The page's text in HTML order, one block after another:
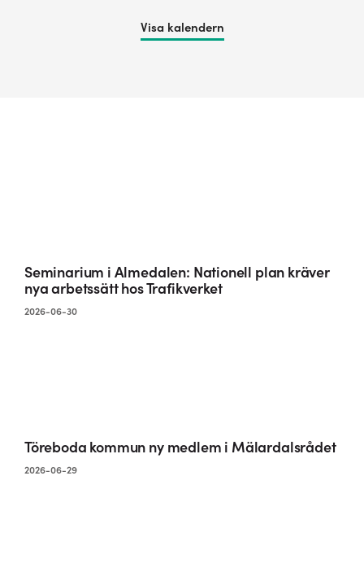
Visa kalendern
Seminarium i Almedalen: Nationell plan kräver
nya arbetssätt hos Trafikverket
2026-06-30
Töreboda kommun ny medlem i Mälardalsrådet
2026-06-29